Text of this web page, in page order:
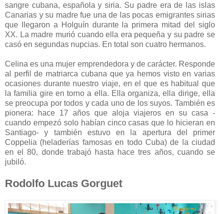
sangre cubana, española y siria. Su padre era de las islas
Canarias y su madre fue una de las pocas emigrantes sirias
que llegaron a Holguín durante la primera mitad del siglo
XX. La madre murió cuando ella era pequeña y su padre se
casó en segundas nupcias. En total son cuatro hermanos.
Celina es una mujer emprendedora y de carácter. Responde
al perfil de matriarca cubana que ya hemos visto en varias
ocasiones durante nuestro viaje, en el que es habitual que
la familia gire en torno a ella. Ella organiza, ella dirige, ella
se preocupa por todos y cada uno de los suyos. También es
pionera: hace 17 años que aloja viajeros en su casa -
cuando empezó solo habían cinco casas que lo hicieran en
Santiago- y también estuvo en la apertura del primer
Coppelia (heladerías famosas en todo Cuba) de la ciudad
en el 80, donde trabajó hasta hace tres años, cuando se
jubiló.
Rodolfo Lucas Gorguet